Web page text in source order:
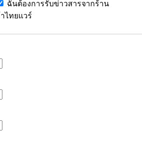
ฉันต้องการรับข่าวสารจากร้าน
ไทยแวร์